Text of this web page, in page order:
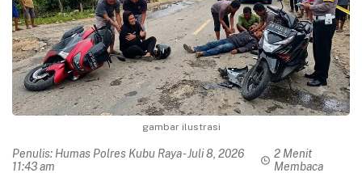
gambar ilustrasi
Penulis: Humas Polres Kubu Raya- Juli 8, 2026
11:43 am
2 Menit
Membaca